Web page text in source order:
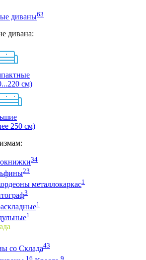
диваны63
дивана:
см)
250 см)
34
23
металлокаркас1
3
1
1
со Склада43
16 9